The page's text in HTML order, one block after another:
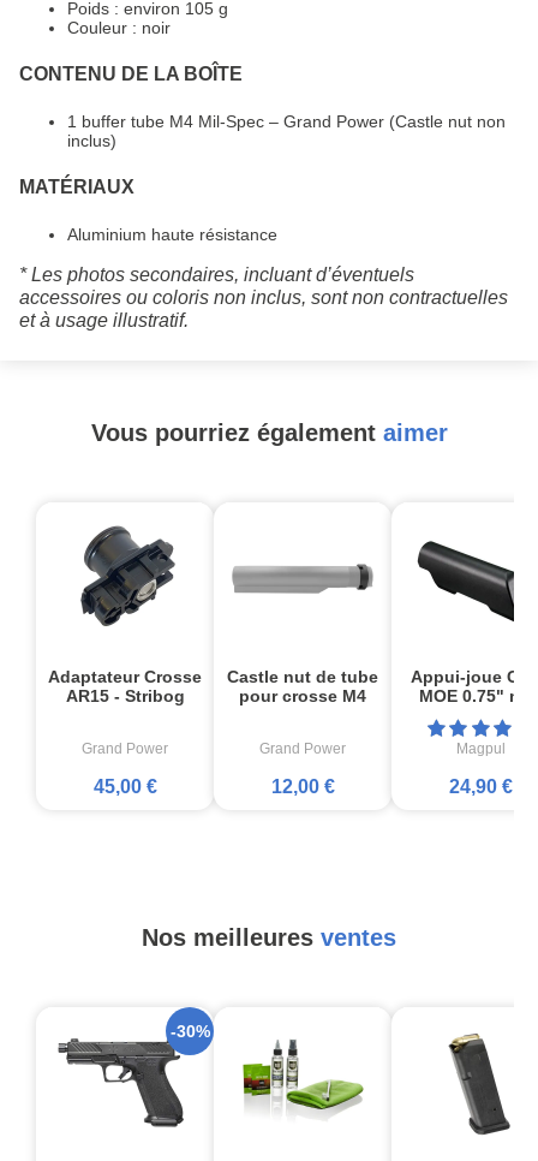
Poids : environ 105 g
Couleur : noir
CONTENU DE LA BOÎTE
1 buffer tube M4 Mil-Spec – Grand Power (Castle nut non
inclus)
MATÉRIAUX
Aluminium haute résistance
* Les photos secondaires, incluant d’éventuels
accessoires ou coloris non inclus, sont non contractuelles
et à usage illustratif.
Vous pourriez également aimer
Adaptateur Crosse
AR15 - Stribog
Grand Power
45,00 €
Castle nut de tube
pour crosse M4
Grand Power
12,00 €
Appui-joue
MOE 0.75"
Magpul
24,90 €
Nos meilleures ventes
-30%